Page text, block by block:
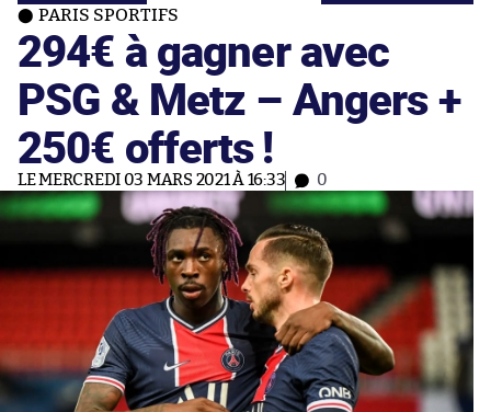
PARIS SPORTIFS
294€ à gagner avec
PSG & Metz – Angers +
250€ offerts !
LE MERCREDI 03 MARS 2021 À 16:33 0